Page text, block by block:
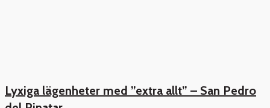
Lyxiga lägenheter med ”extra allt” – San Pedro